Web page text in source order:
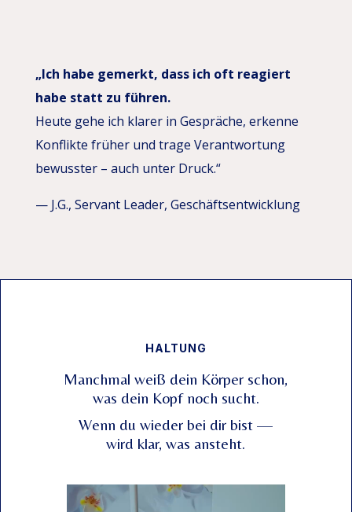
„Ich habe gemerkt, dass ich oft reagiert
habe statt zu führen.
Heute gehe ich klarer in Gespräche, erkenne
Konflikte früher und trage Verantwortung
bewusster – auch unter Druck.“
— J.G., Servant Leader, Geschäftsentwicklung
HALTUNG
Manchmal weiß dein Körper schon,
was dein Kopf noch sucht.
Wenn du wieder bei dir bist —
wird klar, was ansteht.